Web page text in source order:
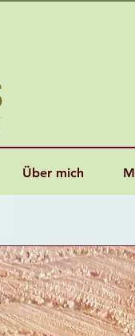
Über mich